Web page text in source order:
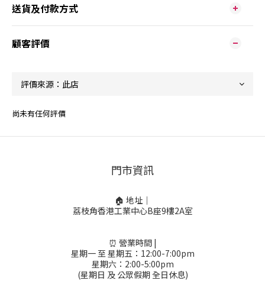
送貨及付款方式
顧客評價
尚未有任何評價
門市資訊
🏠 地址｜
荔枝角香港工業中心B座9樓2A室
⏰ 營業時間 |
星期一 至 星期五：12:00-7:00pm
星期六：2:00-5:00pm
(星期日 及 公眾假期 全日休息)